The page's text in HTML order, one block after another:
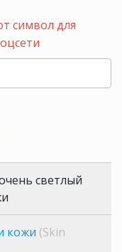
символ для
светлый
кожи (Skin